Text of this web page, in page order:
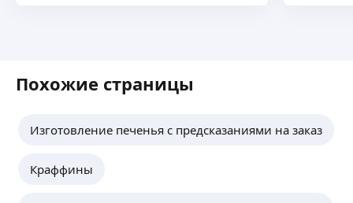
Похожие страницы
Изготовление печенья с предсказаниями на заказ
Краффины